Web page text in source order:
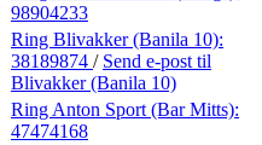
98904233
Ring Blivakker (Banila 10):
38189874 / Send e-post til
Blivakker (Banila 10)
Ring Anton Sport (Bar Mitts):
47474168